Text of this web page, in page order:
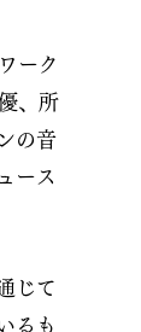
ーク
、所
の音
ース
じて
るも